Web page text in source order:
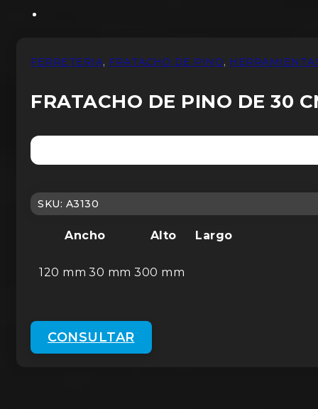
FERRETERIA, FRATACHO DE PINO,
FRATACHO DE PINO DE 30
SKU: A3130
Ancho Alto Largo
120 mm 30 mm 300 mm
CONSULTAR